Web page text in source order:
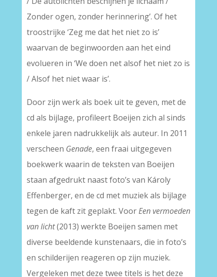
Zonder ogen, zonder herinnering’. Of het
troostrijke ‘Zeg me dat het niet zo is’
waarvan de beginwoorden aan het eind
evolueren in ‘We doen net alsof het niet zo is
/ Alsof het niet waar is’.
Door zijn werk als boek uit te geven, met de
cd als bijlage, profileert Boeijen zich al sinds
enkele jaren nadrukkelijk als auteur. In 2011
verscheen Genade, een fraai uitgegeven
boekwerk waarin de teksten van Boeijen
staan afgedrukt naast foto’s van Károly
Effenberger, en de cd met muziek als bijlage
tegen de kaft zit geplakt. VoorEen vermoeden
van licht(2013) werkte Boeijen samen met
diverse beeldende kunstenaars, die in foto’s
en schilderijen reageren op zijn muziek.
Vergeleken met deze twee titels is het deze